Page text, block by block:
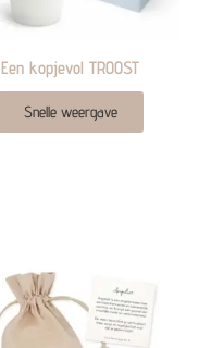
Een kopjevol TROOST
Snelle weergave